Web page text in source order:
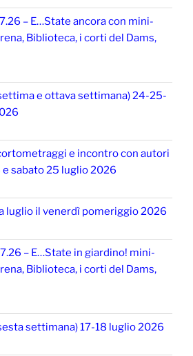
– E…State ancora con mini-
Biblioteca, i corti del Dams,
e ottava settimana) 24-25-
e incontro con autori
sabato 25 luglio 2026
luglio il venerdì pomeriggio 2026
– E…State in giardino! mini-
Biblioteca, i corti del Dams,
settimana) 17-18 luglio 2026